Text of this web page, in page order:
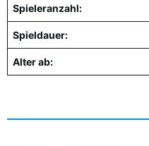
Spieleranzahl:
Spieldauer:
Alter ab: